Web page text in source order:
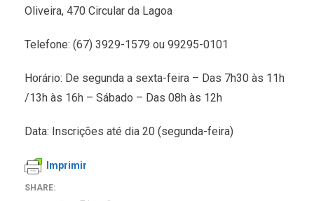
Oliveira, 470 Circular da Lagoa
Telefone: (67) 3929-1579 ou 99295-0101
Horário: De segunda a sexta-feira – Das 7h30 às 11h
/13h às 16h – Sábado – Das 08h às 12h
Data: Inscrições até dia 20 (segunda-feira)
Imprimir